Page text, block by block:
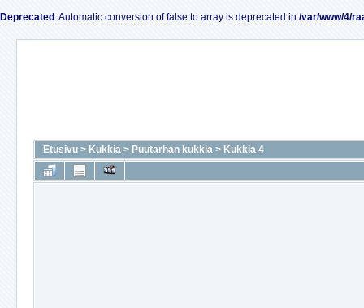
Deprecated : Automatic conversion of false to array is deprecated in /var/www/4/
Etusivu > Kukkia > Puutarhan kukkia > Kukkia 4